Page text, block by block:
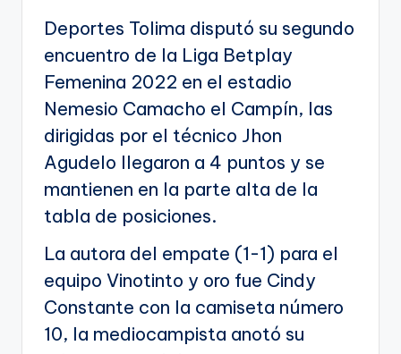
Deportes Tolima disputó su segundo
encuentro de la Liga Betplay
Femenina 2022 en el estadio
Nemesio Camacho el Campín, las
dirigidas por el técnico Jhon
Agudelo llegaron a 4 puntos y se
mantienen en la parte alta de la
tabla de posiciones.
La autora del empate (1-1) para el
equipo Vinotinto y oro fue Cindy
Constante con la camiseta número
10, la mediocampista anotó su